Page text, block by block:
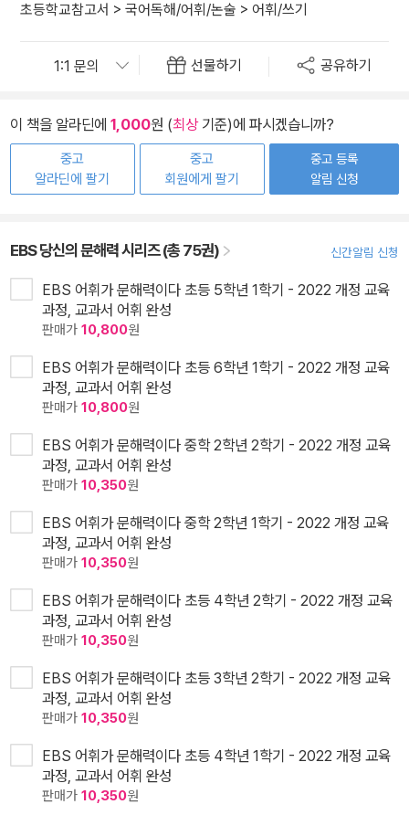
초등학교참고서 > 국어독해/어휘/논술 > 어휘/쓰기
선물하기 공유하기
이 책을 알라딘에 1,000원 (최상기준)에 파시겠습니까?
중고
알라딘에 팔기
중고
회원에게 팔기
중고 등록
알림 신청
EBS 당신의 문해력 시리즈 (총 75권) 신간알림 신청
EBS 어휘가 문해력이다 초등 5학년 1학기 - 2022 개정 교육
과정, 교과서 어휘 완성
판매가 10,800원
EBS 어휘가 문해력이다 초등 6학년 1학기 - 2022 개정 교육
과정, 교과서 어휘 완성
판매가 10,800원
EBS 어휘가 문해력이다 중학 2학년 2학기 - 2022 개정 교육
과정, 교과서 어휘 완성
판매가 10,350원
EBS 어휘가 문해력이다 중학 2학년 1학기 - 2022 개정 교육
과정, 교과서 어휘 완성
판매가 10,350원
EBS 어휘가 문해력이다 초등 4학년 2학기 - 2022 개정 교육
과정, 교과서 어휘 완성
판매가 10,350원
EBS 어휘가 문해력이다 초등 3학년 2학기 - 2022 개정 교육
과정, 교과서 어휘 완성
판매가 10,350원
EBS 어휘가 문해력이다 초등 4학년 1학기 - 2022 개정 교육
과정, 교과서 어휘 완성
판매가 10,350원